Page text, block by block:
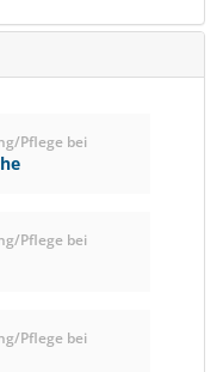
Pflege bei
Pflege bei
Pflege bei